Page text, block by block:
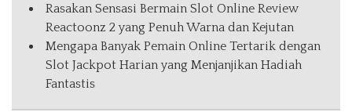
Rasakan Sensasi Bermain Slot Online Review
Reactoonz 2 yang Penuh Warna dan Kejutan
Mengapa Banyak Pemain Online Tertarik dengan
Slot Jackpot Harian yang Menjanjikan Hadiah
Fantastis